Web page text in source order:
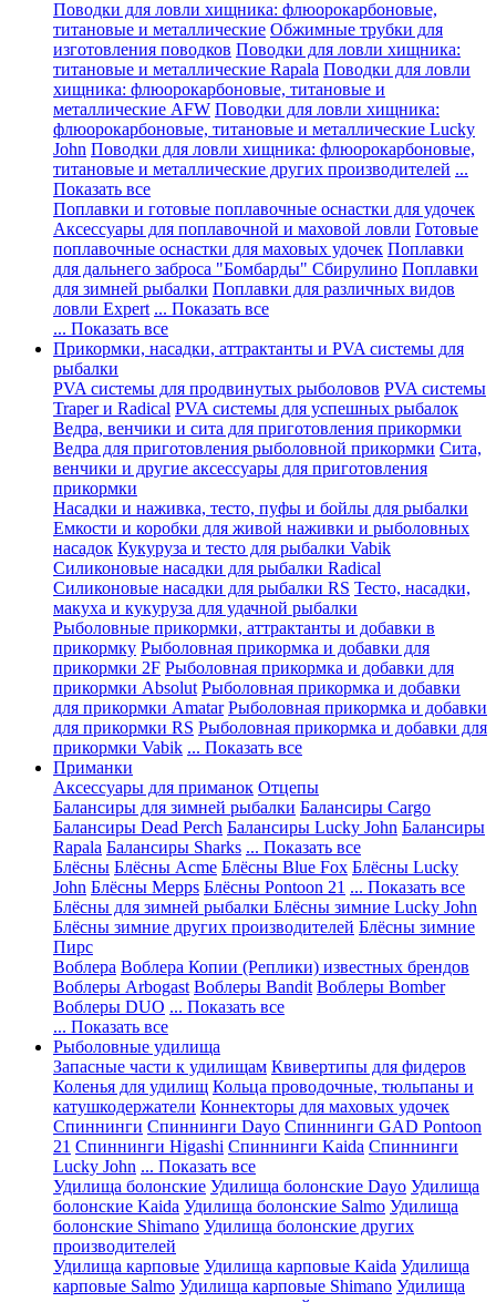
Поводки для ловли хищника: флюорокарбоновые,
титановые и металлические Обжимные трубки для
изготовления поводков Поводки для ловли хищника:
титановые и металлические Rapala Поводки для ловли
хищника: флюорокарбоновые, титановые и
металлические AFW Поводки для ловли хищника:
флюорокарбоновые, титановые и металлические Lucky
John Поводки для ловли хищника: флюорокарбоновые,
титановые и металлические других производителей ...
Показать все
Поплавки и готовые поплавочные оснастки для удочек
Аксессуары для поплавочной и маховой ловли Готовые
поплавочные оснастки для маховых удочек Поплавки
для дальнего заброса "Бомбарды" Сбирулино Поплавки
для зимней рыбалки Поплавки для различных видов
ловли Expert ... Показать все
... Показать все
Прикормки, насадки, аттрактанты и PVA системы для
рыбалки
PVA системы для продвинутых рыболовов PVA системы
Traper и Radical PVA системы для успешных рыбалок
Ведра, венчики и сита для приготовления прикормки
Ведра для приготовления рыболовной прикормки Сита,
венчики и другие аксессуары для приготовления
прикормки
Насадки и наживка, тесто, пуфы и бойлы для рыбалки
Емкости и коробки для живой наживки и рыболовных
насадок Кукуруза и тесто для рыбалки Vabik
Силиконовые насадки для рыбалки Radical
Силиконовые насадки для рыбалки RS Тесто, насадки,
макуха и кукуруза для удачной рыбалки
Рыболовные прикормки, аттрактанты и добавки в
прикормку Рыболовная прикормка и добавки для
прикормки 2F Рыболовная прикормка и добавки для
прикормки Absolut Рыболовная прикормка и добавки
для прикормки Amatar Рыболовная прикормка и добавки
для прикормки RS Рыболовная прикормка и добавки для
прикормки Vabik ... Показать все
Приманки
Аксессуары для приманок Отцепы
Балансиры для зимней рыбалки Балансиры Cargo
Балансиры Dead Perch Балансиры Lucky John Балансиры
Rapala Балансиры Sharks ... Показать все
Блёсны Блёсны Acme Блёсны Blue Fox Блёсны Lucky
John Блёсны Mepps Блёсны Pontoon 21 ... Показать все
Блёсны для зимней рыбалки Блёсны зимние Lucky John
Блёсны зимние других производителей Блёсны зимние
Пирс
Воблера Воблера Копии (Реплики) известных брендов
Воблеры Arbogast Воблеры Bandit Воблеры Bomber
Воблеры DUO ... Показать все
... Показать все
Рыболовные удилища
Запасные части к удилищам Квивертипы для фидеров
Коленья для удилищ Кольца проводочные, тюльпаны и
катушкодержатели Коннекторы для маховых удочек
Спиннинги Спиннинги Dayo Спиннинги GAD Pontoon
21 Спиннинги Higashi Спиннинги Kaida Спиннинги
Lucky John ... Показать все
Удилища болонские Удилища болонские Dayo Удилища
болонские Kaida Удилища болонские Salmo Удилища
болонские Shimano Удилища болонские других
производителей
Удилища карповые Удилища карповые Kaida Удилища
карповые Salmo Удилища карповые Shimano Удилища